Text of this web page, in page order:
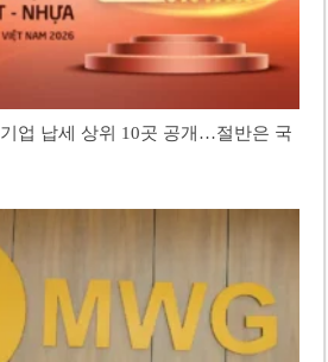
업 납세 상위 10곳 공개…절반은 국